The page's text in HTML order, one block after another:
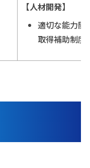
【人材開発】
適切な能力開
取得補助制度